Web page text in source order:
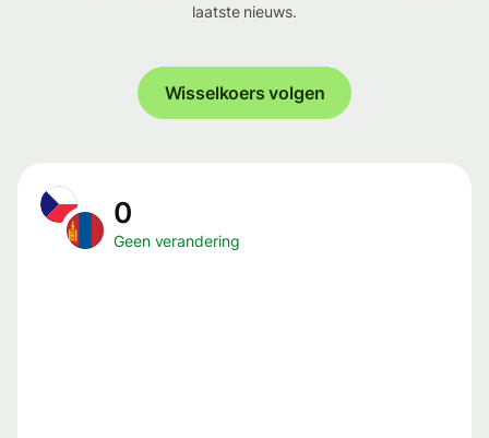
laatste nieuws.
Wisselkoers volgen
0
Geen verandering